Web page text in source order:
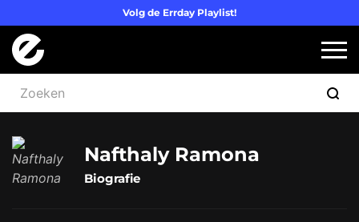
Volg de Errday Playlist!
Nafthaly Ramona
Biografie